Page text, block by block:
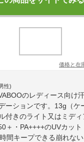
価格と在
性)
のレディース向け
ーションです。13g（ケ
付きのライト又はミデ
＋・PA++++のUVカッ
間キープできる崩れな